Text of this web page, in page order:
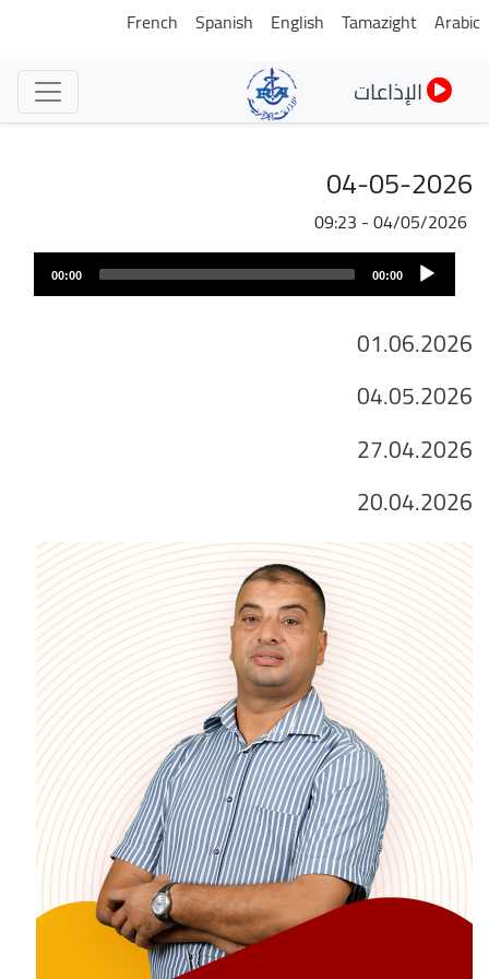
تجاوز
Arabic
Tamazight
English
Spanish
French
الإذاعات
04-05-2026
04/05/2026 - 09:23
ملف
الصوت
Audio
Player
00:00
00:00
01.06.2026
04.05.2026
27.04.2026
20.04.2026